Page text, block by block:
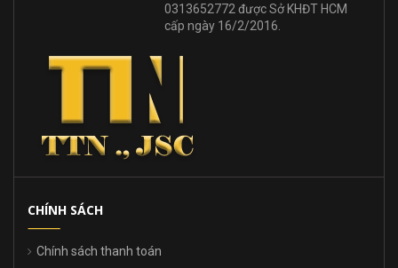
0313652772 được Sở KHĐT HCM
cấp ngày 16/2/2016.
CHÍNH SÁCH
Chính sách thanh toán